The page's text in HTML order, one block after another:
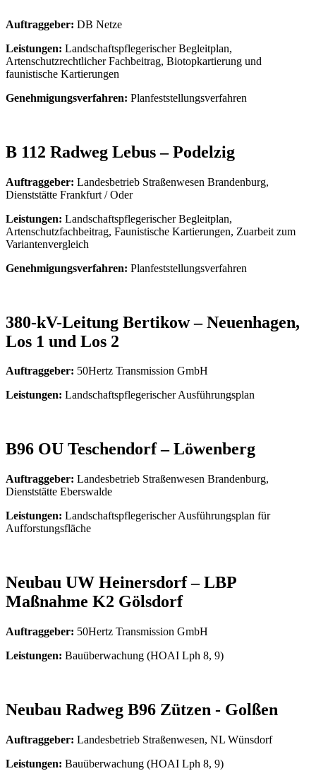
Auftraggeber: DB Netze
Leistungen: Landschaftspflegerischer Begleitplan,
Artenschutzrechtlicher Fachbeitrag, Biotopkartierung und
faunistische Kartierungen
Genehmigungsverfahren: Planfeststellungsverfahren
B 112 Radweg Lebus – Podelzig
Auftraggeber: Landesbetrieb Straßenwesen Brandenburg,
Dienststätte Frankfurt / Oder
Leistungen: Landschaftspflegerischer Begleitplan,
Artenschutzfachbeitrag, Faunistische Kartierungen, Zuarbeit zum
Variantenvergleich
Genehmigungsverfahren: Planfeststellungsverfahren
380-kV-Leitung Bertikow – Neuenhagen,
Los 1 und Los 2
Auftraggeber: 50Hertz Transmission GmbH
Leistungen: Landschaftspflegerischer Ausführungsplan
B96 OU Teschendorf – Löwenberg
Auftraggeber: Landesbetrieb Straßenwesen Brandenburg,
Dienststätte Eberswalde
Leistungen: Landschaftspflegerischer Ausführungsplan für
Aufforstungsfläche
Neubau UW Heinersdorf – LBP
Maßnahme K2 Gölsdorf
Auftraggeber: 50Hertz Transmission GmbH
Leistungen: Bauüberwachung (HOAI Lph 8, 9)
Neubau Radweg B96 Zützen - Golßen
Auftraggeber: Landesbetrieb Straßenwesen, NL Wünsdorf
Leistungen: Bauüberwachung (HOAI Lph 8, 9)